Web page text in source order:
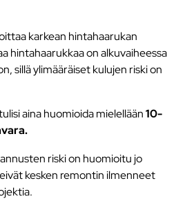
karkean hintahaarukan
hintahaarukkaa on alkuvaiheessa
sillä ylimääräiset kulujen riski on
aina huomioida mielellään10-
riski on huomioitu jo
kesken remontin ilmenneet